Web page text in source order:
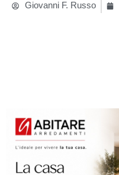
Giovanni F. Russo